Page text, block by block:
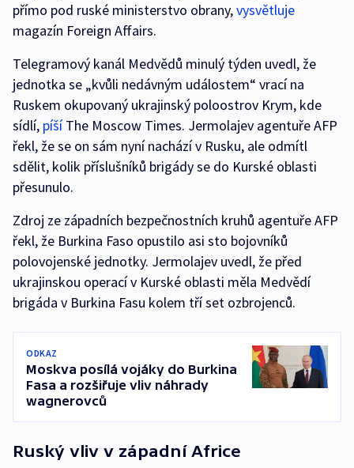
přímo pod ruské ministerstvo obrany,vysvětluje
magazín Foreign Affairs.
Telegramový kanál Medvědů minulý týden uvedl, že
jednotka se „kvůli nedávným událostem“ vrací na
Ruskem okupovaný ukrajinský poloostrov Krym, kde
sídlí, píšíThe Moscow Times. Jermolajev agentuře AFP
řekl, že se on sám nyní nachází v Rusku, ale odmítl
sdělit, kolik příslušníků brigády se do Kurské oblasti
přesunulo.
Zdroj ze západních bezpečnostních kruhů agentuře AFP
řekl, že Burkina Faso opustilo asi sto bojovníků
polovojenské jednotky. Jermolajev uvedl, že před
ukrajinskou operací v Kurské oblasti měla Medvědí
brigáda v Burkina Fasu kolem tří set ozbrojenců.
ODKAZ
Moskva posílá vojáky do Burkina
Fasa a rozšiřuje vliv náhrady
wagnerovců
Ruský vliv v západní Africe